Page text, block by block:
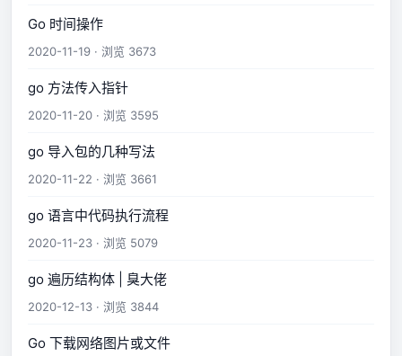
Go 时间操作
2020-11-19 · 浏览 3673
go 方法传入指针
2020-11-20 · 浏览 3595
go 导入包的几种写法
2020-11-22 · 浏览 3661
go 语言中代码执行流程
2020-11-23 · 浏览 5079
go 遍历结构体 | 臭大佬
2020-12-13 · 浏览 3844
Go 下载网络图片或文件